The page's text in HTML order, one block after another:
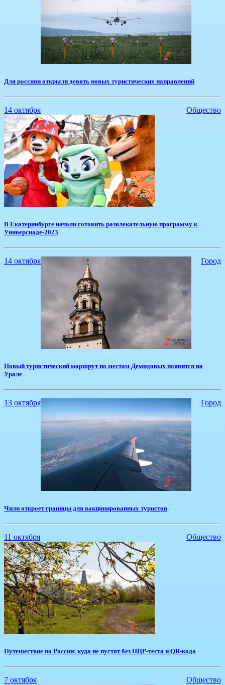
Для россиян открыли девять новых туристических направлений
14 октября Общество
​В Екатеринбурге начали готовить развлекательную программу к
Универсиаде-2023
14 октября Город
​Новый туристический маршрут по местам Демидовых появится на
Урале
13 октября Город
Чили откроет границы для вакцинированных туристов
11 октября Общество
Путешествие по России: куда не пустят без ПЦР-теста и QR-кода
7 октября Общество